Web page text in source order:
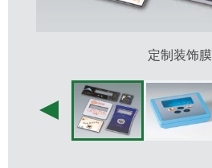
定制装饰膜